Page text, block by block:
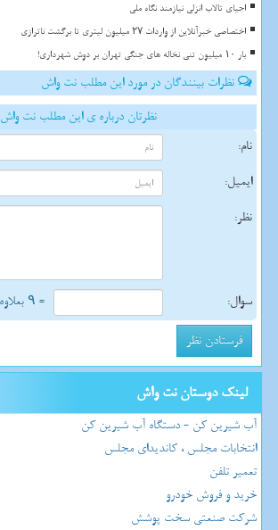
احیای تالاب انزلی نیازمند نگاه ملی
اختصاصی خبرآنلاین از واردات ۲۷ میلیون لیتری تا برگشت ناترازی
بار ۱۰ میلیون تنی نخاله های جنگی تهران بر دوش شهرداری!
نظرات بینندگان در مورد این مطلب نت واش
نظرتان درباره ی این مطلب نت واش
نام:
ایمیل:
نظر:
سوال: = ۹ بعلاوه ۵
لینک دوستان نت واش
آب شیرین کن - دستگاه آب شیرین کن
انتخابات مجلس ، کاندیدای مجلس
تعمیر تلفن
خرید و فروش خودرو
شرکت صنعتی سخت پوشش